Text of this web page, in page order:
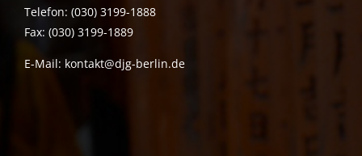
Telefon: (030) 3199-1888
Fax: (030) 3199-1889
E-Mail: kontakt@djg-berlin.de